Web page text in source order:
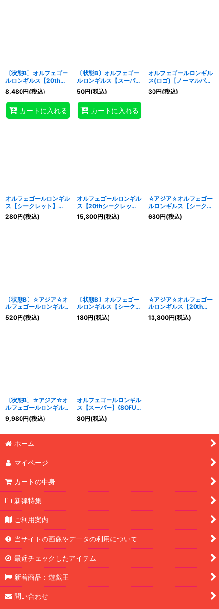
〔状態B〕オルフェゴー
ルロンギルス【20thシ
ークレット】{SOFU-
JP044}《リンク》
8,480円(税込)
カートに入れる
〔状態B〕オルフェゴー
ルロンギルス【スーパ
ー】{SOFU-JP044}
《リンク》
50円(税込)
カートに入れる
オルフェゴールロンギル
ス(ロゴ)【ノーマルパラ
レル】{QCTB-JP048}
《リンク》
30円(税込)
オルフェゴールロンギル
ス【シークレット】
{SOFU-JP044}《リン
ク》
280円(税込)
オルフェゴールロンギル
ス【20thシークレッ
ト】{SOFU-JP044}
《リンク》
15,800円(税込)
☆アジア☆オルフェゴー
ルロンギルス【シークレ
ット】{アジアSOFU-
JP044}《リンク》
680円(税込)
〔状態B〕☆アジア☆オ
ルフェゴールロンギルス
【シークレット】{アジ
アSOFU-JP044}《リン
520円(税込)
〔状態B〕オルフェゴー
ルロンギルス【シークレ
ット】{SOFU-JP044}
《リンク》
180円(税込)
☆アジア☆オルフェゴー
ルロンギルス【20thシ
ークレット】{アジア
SOFU-JP044}《リン
13,800円(税込)
〔状態B〕☆アジア☆オ
ルフェゴールロンギルス
【20thシークレット】
{アジアSOFU-JP044}
9,980円(税込)
オルフェゴールロンギル
ス【スーパー】{SOFU-
JP044}《リンク》
80円(税込)
ホーム
マイページ
カートの中身
新弾特集
ご利用案内
当サイトの画像やデータの利用について
最近チェックしたアイテム
新着商品：遊戯王
問い合わせ